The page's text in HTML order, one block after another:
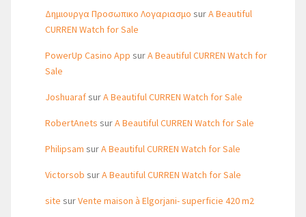
Δημιουργα Προσωπικο Λογαριασμο surA Beautiful
CURREN Watch for Sale
PowerUp Casino App surA Beautiful CURREN Watch for
Sale
JoshuarafsurA Beautiful CURREN Watch for Sale
RobertAnets surA Beautiful CURREN Watch for Sale
Philipsam surA Beautiful CURREN Watch for Sale
Victorsob surA Beautiful CURREN Watch for Sale
site surVente maison à Elgorjani- superficie 420 m2